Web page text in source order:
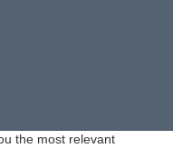
the most relevant